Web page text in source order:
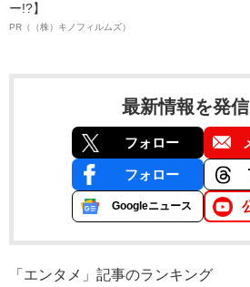
ー!?】
PR（（株）キノフィルムズ）
最新情報を発信
フォロー
フォロー
Googleニュース
「エンタメ」記事のランキング